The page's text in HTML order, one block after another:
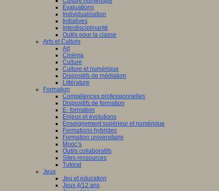
Evaluations
Individualisation
Initiatives
Interdisciplinarité
Outils pour la classe
Arts et Culture
Art
Cinéma
Culture
Culture et numérique
Dispositifs de médiation
Littérature
Formation
Compétences professionnelles
Dispositifs de formation
E- formation
Enjeux et évolutions
Enseignement supérieur et numérique
Formations hybrides
Formation universitaire
Mooc’s
Outils collaboratifs
Sites ressources
Tutorat
Jeux
Jeu et éducation
Jeux 4/12 ans